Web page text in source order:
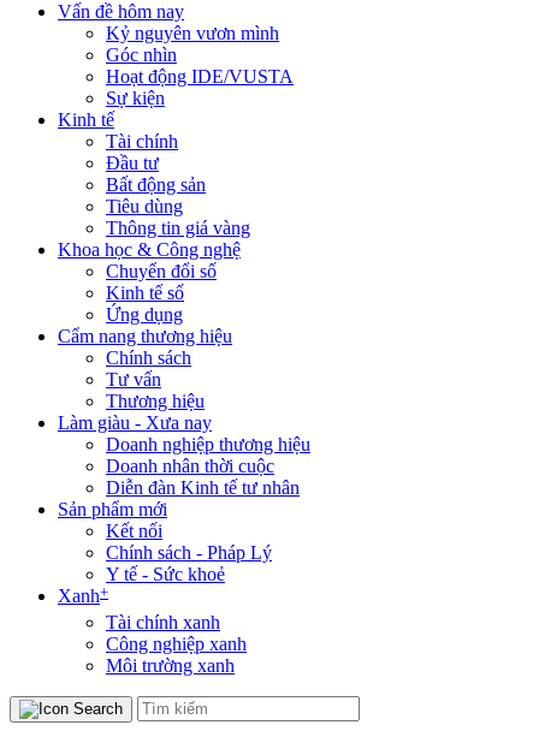
Vấn đề hôm nay
Kỷ nguyên vươn mình
Góc nhìn
Hoạt động IDE/VUSTA
Sự kiện
Kinh tế
Tài chính
Đầu tư
Bất động sản
Tiêu dùng
Thông tin giá vàng
Khoa học & Công nghệ
Chuyển đổi số
Kinh tế số
Ứng dụng
Cẩm nang thương hiệu
Chính sách
Tư vấn
Thương hiệu
Làm giàu - Xưa nay
Doanh nghiệp thương hiệu
Doanh nhân thời cuộc
Diễn đàn Kinh tế tư nhân
Sản phẩm mới
Kết nối
Chính sách - Pháp Lý
Y tế - Sức khoẻ
Xanh+
Tài chính xanh
Công nghiệp xanh
Môi trường xanh